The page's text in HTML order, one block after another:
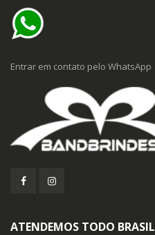
Entrar em contato pelo WhatsApp
ATENDEMOS TODO BRASIL